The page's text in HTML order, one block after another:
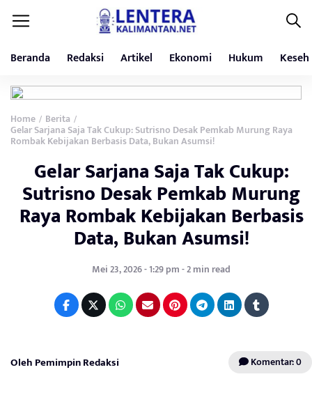
Beranda Redaksi Artikel Ekonomi Hukum
Home / Berita /
Gelar Sarjana Saja Tak Cukup: Sutrisno Desak Pemkab Murung Raya
Rombak Kebijakan Berbasis Data, Bukan Asumsi!
Gelar Sarjana Saja Tak Cukup:
Sutrisno Desak Pemkab Murung
Raya Rombak Kebijakan Berbasis
Data, Bukan Asumsi!
Mei 23, 2026 - 1:29 pm - 2 min read
Oleh Pemimpin Redaksi Komentar: 0